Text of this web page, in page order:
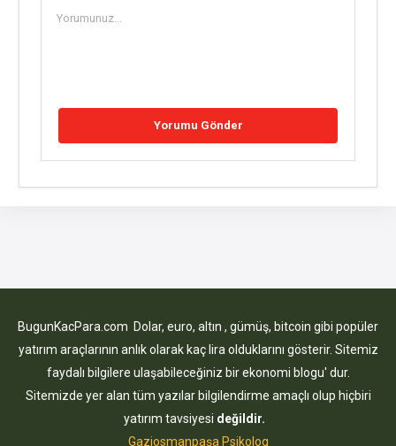
BugunKacPara.com Dolar, euro, altın , gümüş, bitcoin gibi popüler
yatırım araçlarının anlık olarak kaç lira olduklarını gösterir. Sitemiz
faydalı bilgilere ulaşabileceğiniz bir ekonomi blogu' dur.
Sitemizde yer alan tüm yazılar bilgilendirme amaçlı olup hiçbiri
yatırım tavsiyesi değildir.
Gaziosmanpaşa Psikolog